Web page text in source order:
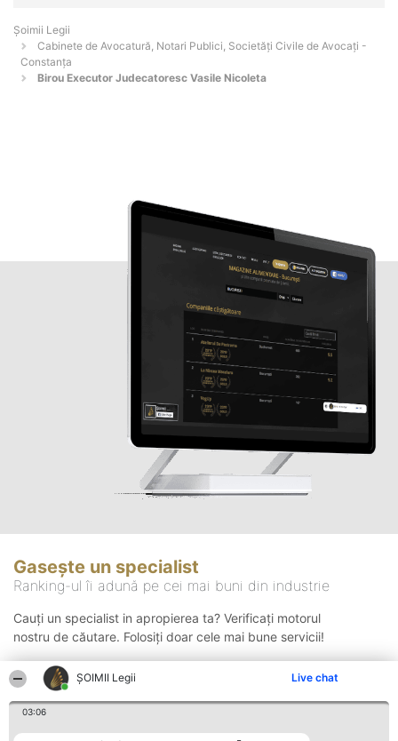
ȘOIMII Legii Live chat
03:06
Șoimii Legii
Cabinete de Avocatură, Notari Publici, Societăți Civile de Avocați -
Constanţa
Birou Executor Judecatoresc Vasile Nicoleta
Gasește un specialist
Ranking-ul îi adună pe cei mai buni din industrie
Cauți un specialist in apropierea ta? Verificați motorul
nostru de căutare. Folosiți doar cele mai bune servicii!